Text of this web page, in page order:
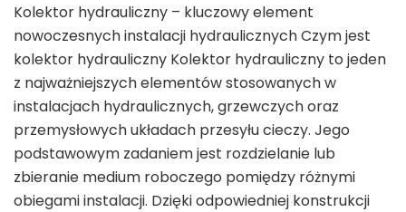
Kolektor
hydrauliczny
Kolektor hydrauliczny – kluczowy element
nowoczesnych instalacji hydraulicznych Czym jest
kolektor hydrauliczny Kolektor hydrauliczny to jeden
z najważniejszych elementów stosowanych w
instalacjach hydraulicznych, grzewczych oraz
przemysłowych układach przesyłu cieczy. Jego
podstawowym zadaniem jest rozdzielanie lub
zbieranie medium roboczego pomiędzy różnymi
obiegami instalacji. Dzięki odpowiedniej konstrukcji